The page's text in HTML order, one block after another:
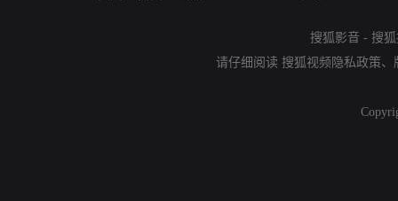
搜狐影音 - 搜
请仔细阅读 搜狐视频隐私政策、